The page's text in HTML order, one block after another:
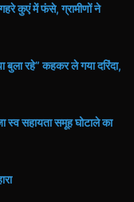
कुएं में फंसे, ग्रामीणों ने
बुला रहे” कहकर ले गया दरिंदा,
स्व सहायता समूह घोटाले का